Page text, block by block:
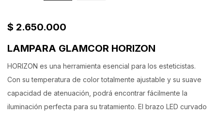
$ 2.650.000
LAMPARA GLAMCOR HORIZON
HORIZON es una herramienta esencial para los esteticistas.
Con su temperatura de color totalmente ajustable y su suave
capacidad de atenuación, podrá encontrar fácilmente la
iluminación perfecta para su tratamiento. El brazo LED curvado